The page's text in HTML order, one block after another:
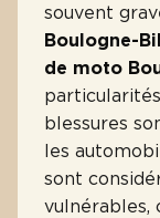
souvent
Boulogne-
de moto
blessures
les
sont
vulnérables,